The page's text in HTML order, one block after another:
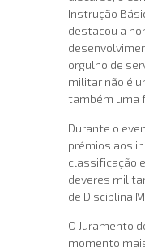
Instrução
destacou a
orgulho de
militar não é
também uma
Durante o
prémios aos
classificação
deveres
de Disciplina
O Juramento
momento